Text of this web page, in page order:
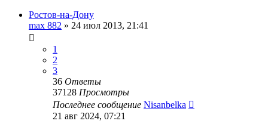
Ростов-на-Дону
max 882 » 24 июл 2013, 21:41
1
2
3
36 Ответы
37128 Просмотры
Последнее сообщение Nisanbelka
21 авг 2024, 07:21